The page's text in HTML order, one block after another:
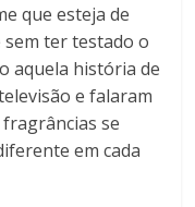
que esteja de
sem ter testado o
aquela história de
e falaram
se
em cada